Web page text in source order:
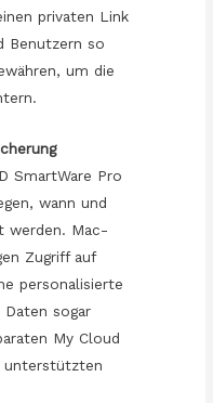
privaten Link
Benutzern so
um die
SmartWare Pro
wann und
werden. Mac-
Zugriff auf
personalisierte
Daten sogar
My Cloud
unterstützten